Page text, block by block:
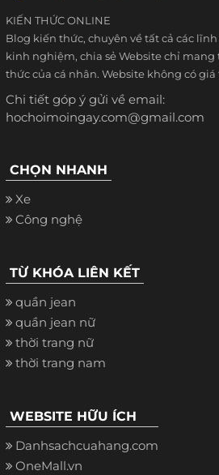
KIẾN THỨC ONLINE
Blog kiến thức, chuyên về tất cả các
kinh nghiệm, chia sẻ Website chỉ
thức của cá nhân. Website không có
Chi tiết góp ý gửi về email:
hochoimoingay.com@gmail.com
CHỌN NHANH
Xe
Công nghệ
TỪ KHÓA LIÊN KẾT
quần jean
quần jean nữ
thời trang nữ
thời trang nam
WEBSITE HỮU ÍCH
Danhsachcuahang.com
OneMall.vn